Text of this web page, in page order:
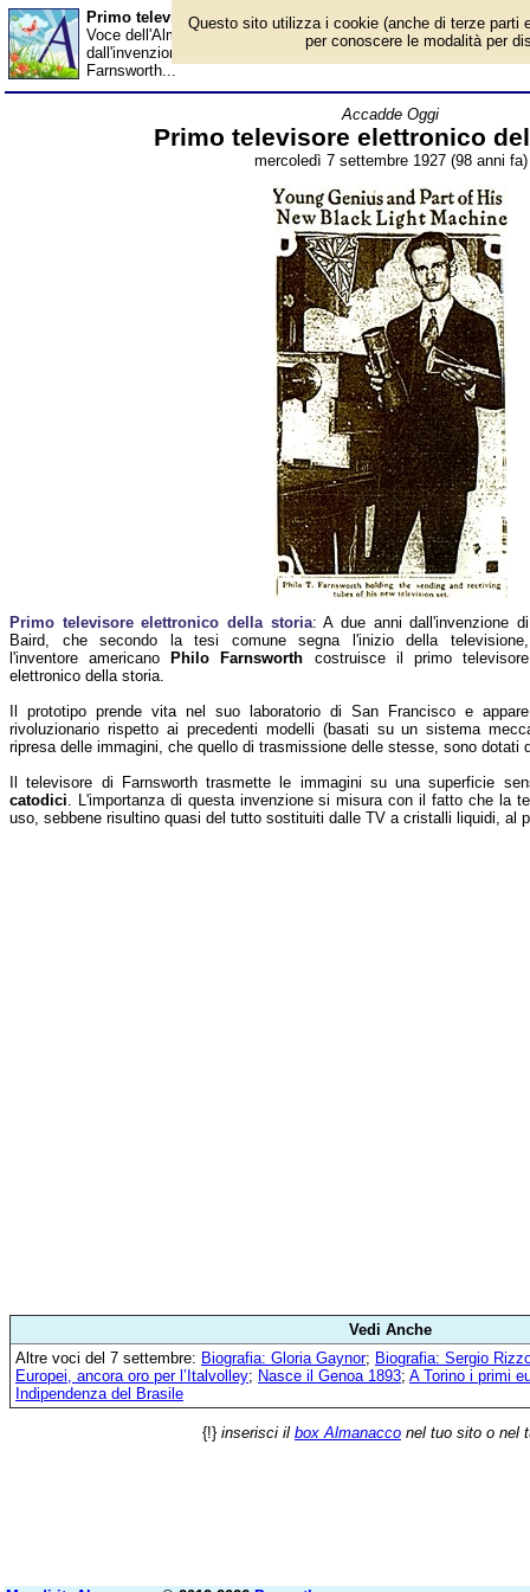
Primo televisore elettronico della storia - Almanacco
Voce dell'Almanacco del 7 settembre, per la rubrica 'Accadde
dall'invenzione di Baird, che secondo la tesi comune segna
Farnsworth...
Accadde Oggi
Primo televisore elettronico
mercoledì 7 settembre 1927 (98 anni fa)
Primo televisore elettronico della storia: A due anni dall'invenzione di
Baird, che secondo la tesi comune segna l'inizio della televisione,
l'inventore americano
Philo Farnsworth costruisce il primo televisore
elettronico della storia.
Il prototipo prende vita nel suo laboratorio di San Francisco e appare
rivoluzionario rispetto ai precedenti modelli (basati su un sistema
ripresa delle immagini, che quello di trasmissione delle stesse, sono dotati
Il televisore di Farnsworth trasmette le immagini su una superficie
catodici. L'importanza di questa invenzione si misura con il fatto che la
uso, sebbene risultino quasi del tutto sostituiti dalle TV a cristalli liquidi, al
Vedi Anche
Altre voci del 7 settembre: Biografia: Gloria Gaynor; Biografia: Sergio
Europei, ancora oro per l’Italvolley; Nasce il Genoa 1893; A Torino i primi
Indipendenza del Brasile
{!} inserisci il box Almanacco nel tuo sito o nel
Questo sito utilizza i cookie (anche di terze parti
per conoscere le modalità per